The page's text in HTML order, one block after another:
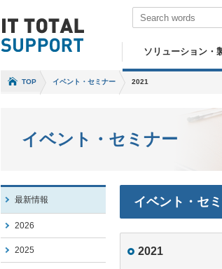
ソリューション・
TOP イベント・セミナー 2021
イベント・セミナー
イベント・セ
2021
最新情報
2026
2025